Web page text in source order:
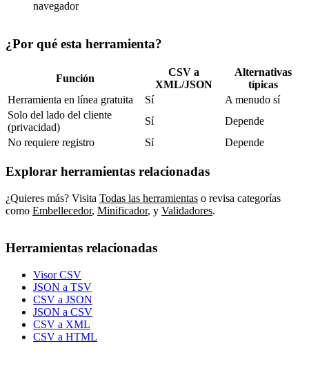
navegador
¿Por qué esta herramienta?
Función
CSV a
XML/JSON
Alternativas
típicas
Herramienta en línea gratuita
Sí
A menudo sí
Solo del lado del cliente
(privacidad)
Sí
Depende
No requiere registro
Sí Depende
Explorar herramientas relacionadas
¿Quieres más? Visita Todas las herramientas o revisa categorías
como Embellecedor, Minificador, y Validadores.
Herramientas relacionadas
Visor CSV
JSON a TSV
CSV a JSON
JSON a CSV
CSV a XML
CSV a HTML